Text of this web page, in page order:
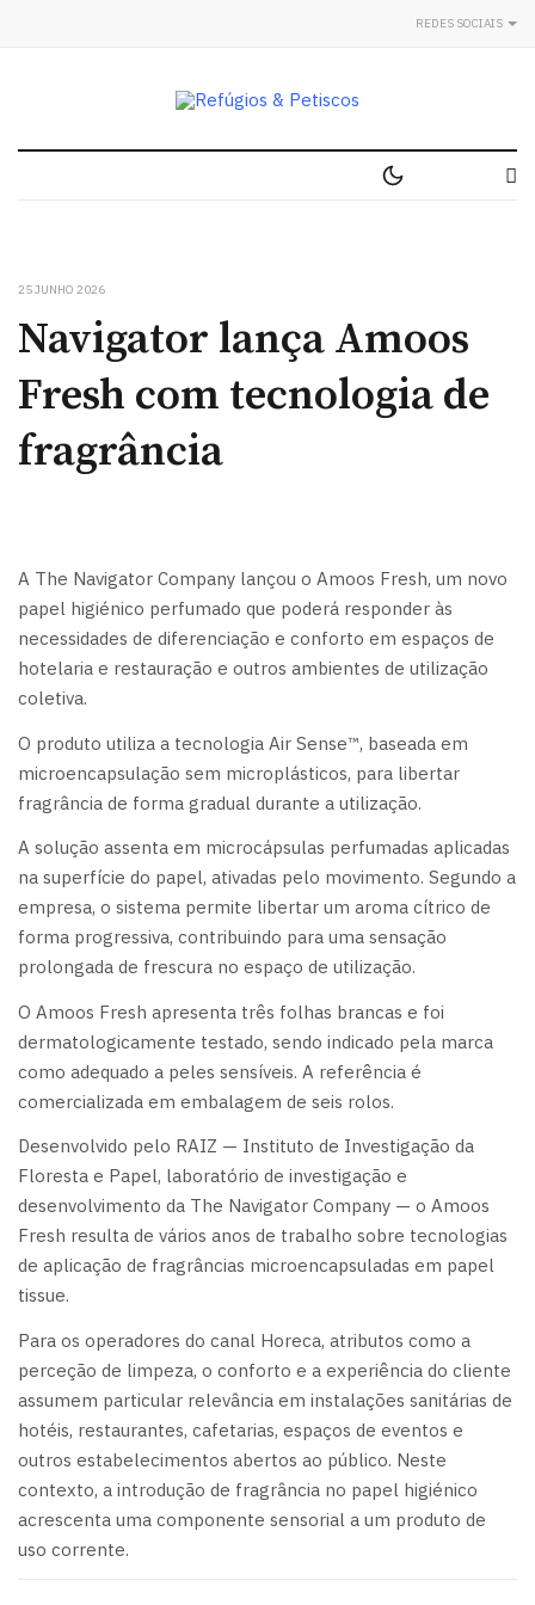
REDES SOCIAIS
25 JUNHO 2026
Navigator lança Amoos
Fresh com tecnologia de
fragrância
A The Navigator Company lançou o Amoos Fresh, um novo
papel higiénico perfumado que poderá responder às
necessidades de diferenciação e conforto em espaços de
hotelaria e restauração e outros ambientes de utilização
coletiva.
O produto utiliza a tecnologia Air Sense™, baseada em
microencapsulação sem microplásticos, para libertar
fragrância de forma gradual durante a utilização.
A solução assenta em microcápsulas perfumadas aplicadas
na superfície do papel, ativadas pelo movimento. Segundo a
empresa, o sistema permite libertar um aroma cítrico de
forma progressiva, contribuindo para uma sensação
prolongada de frescura no espaço de utilização.
O Amoos Fresh apresenta três folhas brancas e foi
dermatologicamente testado, sendo indicado pela marca
como adequado a peles sensíveis. A referência é
comercializada em embalagem de seis rolos.
Desenvolvido pelo RAIZ — Instituto de Investigação da
Floresta e Papel, laboratório de investigação e
desenvolvimento da The Navigator Company — o Amoos
Fresh resulta de vários anos de trabalho sobre tecnologias
de aplicação de fragrâncias microencapsuladas em papel
tissue.
Para os operadores do canal Horeca, atributos como a
perceção de limpeza, o conforto e a experiência do cliente
assumem particular relevância em instalações sanitárias de
hotéis, restaurantes, cafetarias, espaços de eventos e
outros estabelecimentos abertos ao público. Neste
contexto, a introdução de fragrância no papel higiénico
acrescenta uma componente sensorial a um produto de
uso corrente.